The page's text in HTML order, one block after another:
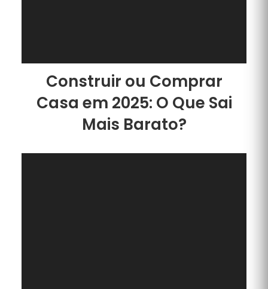
Construir ou Comprar
Casa em 2025: O Que Sai
Mais Barato?